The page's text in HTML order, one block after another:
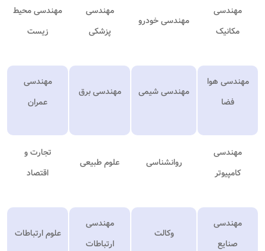
مهندسی
مکانیک
مهندسی خودرو
مهندسی
پزشکی
مهندسی محیط
زیست
مهندسی هوا
فضا
مهندسی شیمی مهندسی برق
مهندسی
عمران
مهندسی
کامپیوتر
روانشناسی علوم طبیعی
تجارت و
اقتصاد
مهندسی
صنایع
وکالت
مهندسی
ارتباطات
علوم ارتباطات